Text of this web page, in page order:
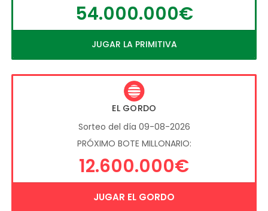
54.000.000€
JUGAR LA PRIMITIVA
EL GORDO
Sorteo del día 09-08-2026
PRÓXIMO BOTE MILLONARIO:
12.600.000€
JUGAR EL GORDO